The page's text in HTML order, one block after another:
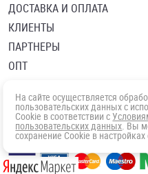
ДОСТАВКА И ОПЛАТА
КЛИЕНТЫ
ПАРТНЕРЫ
ОПТ
Политика в отношении
Согласие посетителя сайта на
На сайте осуществляется
пользовательских данных с
Cookie в соответствии с
пользовательских данных. Вы
сохранение Cookie в